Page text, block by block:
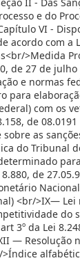
II - Das
e do
VI -
acordo com a
>Medida
de 27 de
e normas
para
com os
de
sobre as
do Tribunal
de
<br/>IX— Lei
do
3º da Lei
— Resolução